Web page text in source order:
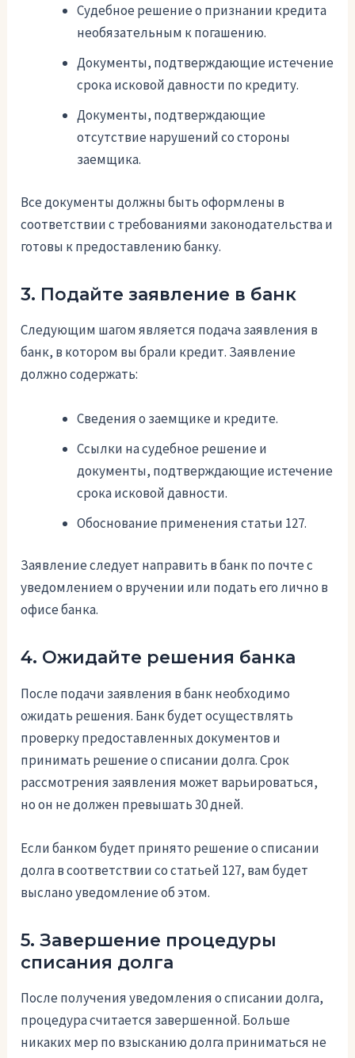
Судебное решение о признании кредита
необязательным к погашению.
Документы, подтверждающие истечение
срока исковой давности по кредиту.
Документы, подтверждающие
отсутствие нарушений со стороны
заемщика.
Все документы должны быть оформлены в
соответствии с требованиями законодательства и
готовы к предоставлению банку.
3. Подайте заявление в банк
Следующим шагом является подача заявления в
банк, в котором вы брали кредит. Заявление
должно содержать:
Сведения о заемщике и кредите.
Ссылки на судебное решение и
документы, подтверждающие истечение
срока исковой давности.
Обоснование применения статьи 127.
Заявление следует направить в банк по почте с
уведомлением о вручении или подать его лично в
офисе банка.
4. Ожидайте решения банка
После подачи заявления в банк необходимо
ожидать решения. Банк будет осуществлять
проверку предоставленных документов и
принимать решение о списании долга. Срок
рассмотрения заявления может варьироваться,
но он не должен превышать 30 дней.
Если банком будет принято решение о списании
долга в соответствии со статьей 127, вам будет
выслано уведомление об этом.
5. Завершение процедуры
списания долга
После получения уведомления о списании долга,
процедура считается завершенной. Больше
никаких мер по взысканию долга приниматься не